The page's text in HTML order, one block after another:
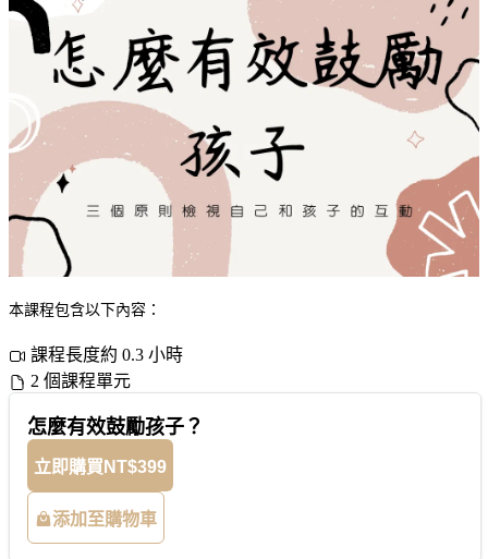
本課程包含以下內容：
課程長度約 0.3 小時
2 個課程單元
怎麼有效鼓勵孩子？
立即購買 NT$399
添加至購物車